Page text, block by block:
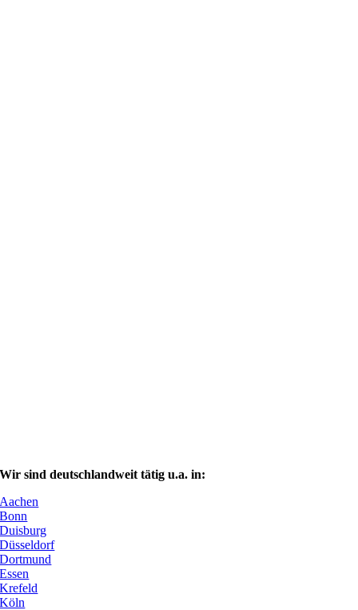
Wir sind deutschlandweit tätig u.a. in:
Aachen
Bonn
Duisburg
Düsseldorf
Dortmund
Essen
Krefeld
Köln